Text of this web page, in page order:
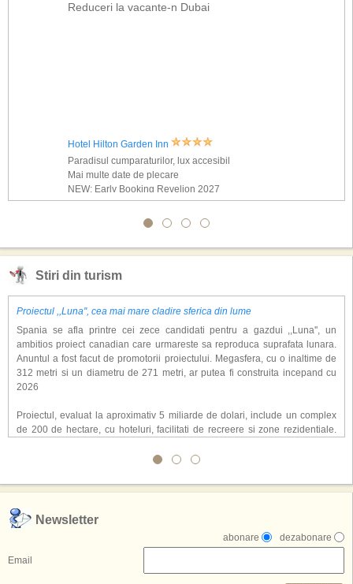
Reduceri la vacante-n Dubai
Hotel Hilton Garden Inn
Paradisul cumparaturilor, lux accesibil
Mai multe date de plecare
NEW: Early Booking Revelion 2027
Stiri din turism
Proiectul ,,Luna'', cea mai mare cladire sferica din lume
Spania se afla printre cei zece candidati pentru a gazdui ,,Luna'', un
ambitios proiect canadian care urmareste sa reproduca suprafata lunara.
Anuntul a fost facut de promotorii proiectului. Megasfera, cu o inaltime de
312 metri si un diametru de 271 metri, ar putea fi construita incepand cu
2026
Proiectul, evaluat la aproximativ 5 miliarde de dolari, include un complex
de 200 de hectare, cu hoteluri, facilitati de recreere si zone rezidentiale.
atragerea a pana la 10 milioane de turisti anual. �Luna� ar putea deveni
exclusiv simularea suprafetei lunare.
,,Credem ca exista sanse mari sa anuntam nu doar o locatie, ci poate mai
multe'', a declarat Michael R. Henderson, cofondator al Moon World
Resorts, citat de Gulf News. Potrivit acestuia, 2026 ar putea deveni un an
decisiv pentru reali zarea proiectului.
Newsletter
dezabonare
abonare
Email